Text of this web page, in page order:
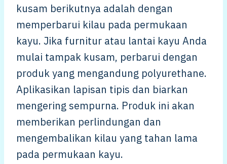
kusam berikutnya adalah dengan
memperbarui kilau pada permukaan
kayu. Jika furnitur atau lantai kayu Anda
mulai tampak kusam, perbarui dengan
produk yang mengandung polyurethane.
Aplikasikan lapisan tipis dan biarkan
mengering sempurna. Produk ini akan
memberikan perlindungan dan
mengembalikan kilau yang tahan lama
pada permukaan kayu.